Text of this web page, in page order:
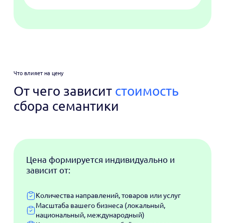
Что влияет на цену
От чего зависит стоимость
сбора семантики
Цена формируется индивидуально и
зависит от:
Количества направлений, товаров или услуг
Масштаба вашего бизнеса (локальный,
национальный, международный)